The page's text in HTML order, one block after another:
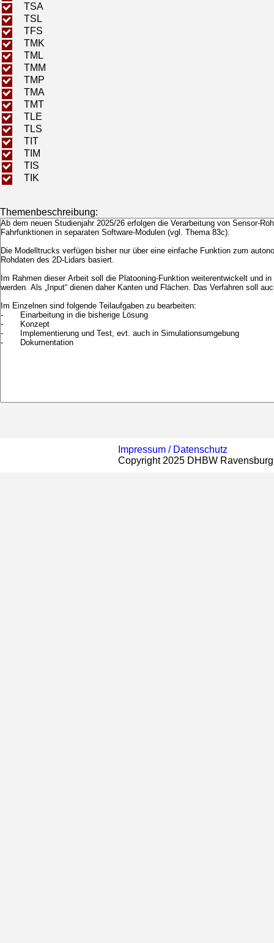
TSA
TSL
TFS
TMK
TML
TMM
TMP
TMA
TMT
TLE
TLS
TIT
TIM
TIS
TIK
Themenbeschreibung:
Impressum / Datenschutz
Copyright 2025 DHBW Ravensburg